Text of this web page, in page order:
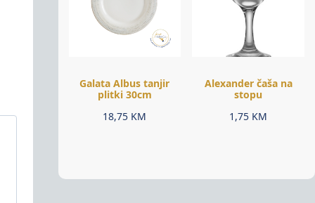
Galata Albus tanjir
plitki 30cm
18,75 KM
Alexander čaša na
stopu
1,75 KM